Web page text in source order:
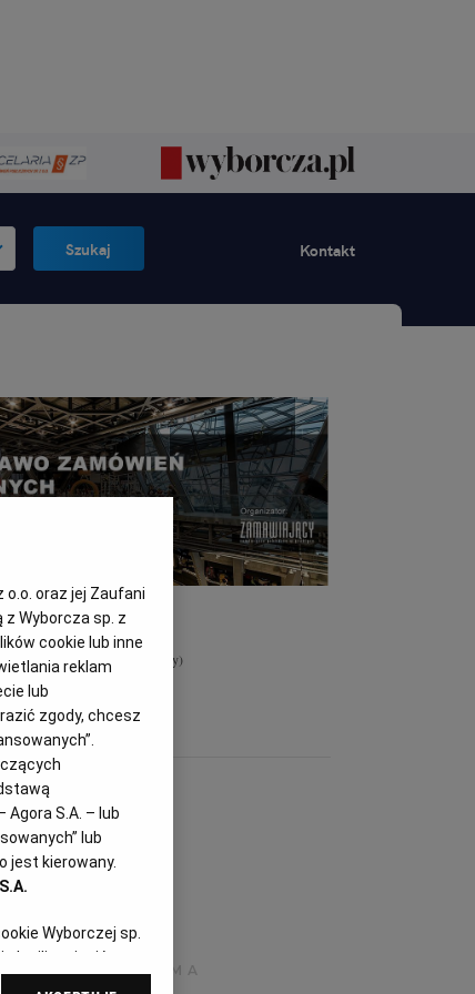
Szukaj Kontakt
Publicznych (fot. Zamawiający)
o.o. oraz jej Zaufani
z Wyborcza sp. z
cookie lub inne
reklam
lub
zgody, chcesz
S.A. – lub
lub
jest kierowany.
Wyborczej sp.
chwili zmienić
dot.